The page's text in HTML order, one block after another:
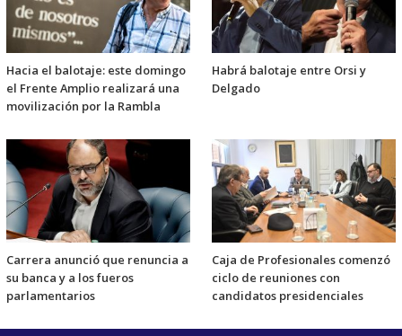
Hacia el balotaje: este domingo
el Frente Amplio realizará una
movilización por la Rambla
Habrá balotaje entre Orsi y
Delgado
Carrera anunció que renuncia a
su banca y a los fueros
parlamentarios
Caja de Profesionales comenzó
ciclo de reuniones con
candidatos presidenciales